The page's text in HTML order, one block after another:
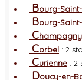
Bourg-
Bourg-
C
Corbel : 2
Curienne : 2
Doucy-en-